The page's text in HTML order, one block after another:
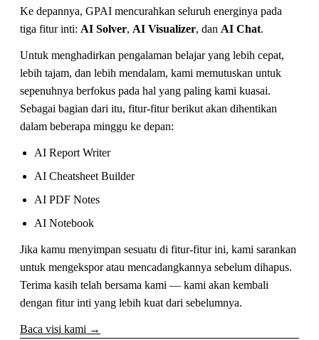
Ke depannya, GPAI mencurahkan seluruh energinya pada
tiga fitur inti: AI Solver, AI Visualizer, dan AI Chat.
Untuk menghadirkan pengalaman belajar yang lebih cepat,
lebih tajam, dan lebih mendalam, kami memutuskan untuk
sepenuhnya berfokus pada hal yang paling kami kuasai.
Sebagai bagian dari itu, fitur-fitur berikut akan dihentikan
dalam beberapa minggu ke depan:
AI Report Writer
AI Cheatsheet Builder
AI PDF Notes
AI Notebook
Jika kamu menyimpan sesuatu di fitur-fitur ini, kami sarankan
untuk mengekspor atau mencadangkannya sebelum dihapus.
Terima kasih telah bersama kami — kami akan kembali
dengan fitur inti yang lebih kuat dari sebelumnya.
Baca visi kami →